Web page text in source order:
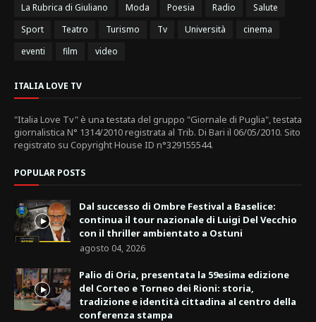
La Rubrica di Giuliano
Moda Poesia Radio
Salute
Sport
Teatro Turismo Tv Università
cinema
eventi
film video
ITALIA LOVE TV
"Italia Love Tv" è una testata del gruppo "Giornale di Puglia", testata
giornalistica N° 1314/2010 registrata al Trib. Di Bari il 06/05/2010. Sito
registrato su Copyright House ID n°329155544.
POPULAR POSTS
Dal successo di Ombre Festival a Baselice:
continua il tour nazionale di Luigi Del Vecchio
con il thriller ambientato a Ostuni
agosto 04, 2026
Palio di Oria, presentata la 59esima edizione
del Corteo e Torneo dei Rioni: storia,
tradizione e identità cittadina al centro della
conferenza stampa